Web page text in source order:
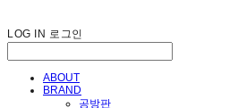
LOG IN 로그인
ABOUT
BRAND
공방판